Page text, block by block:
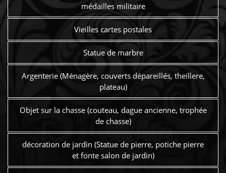
médailles militaire
Vieilles cartes postales
Statue de marbre
Argenterie (Ménagère, couverts dépareillés, theillere,
plateau)
Objet sur la chasse (couteau, dague ancienne, trophée
de chasse)
décoration de jardin (Statue de pierre, potiche pierre
et fonte salon de jardin)